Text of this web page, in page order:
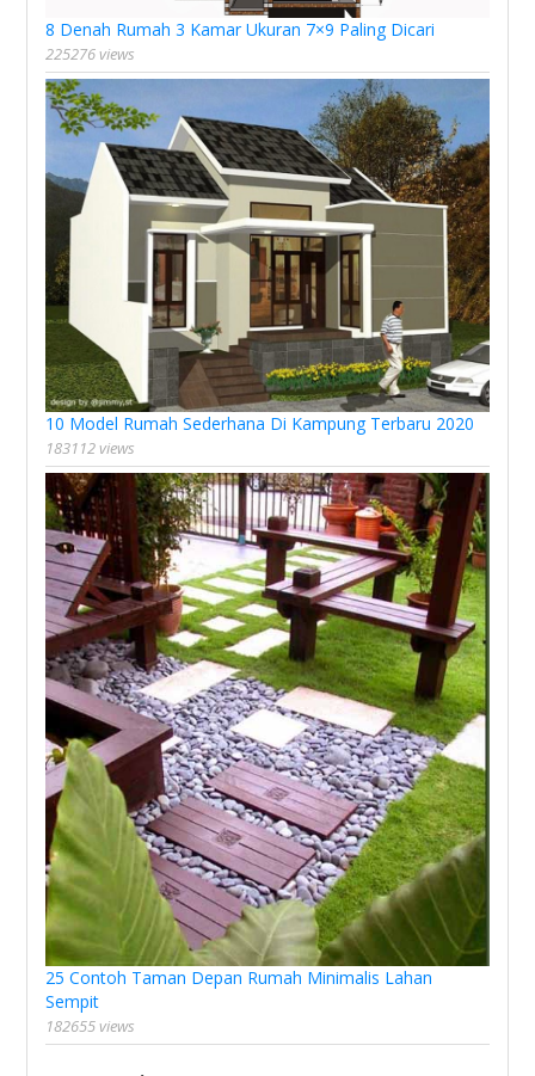
8 Denah Rumah 3 Kamar Ukuran 7×9 Paling Dicari
225276 views
10 Model Rumah Sederhana Di Kampung Terbaru 2020
183112 views
25 Contoh Taman Depan Rumah Minimalis Lahan
Sempit
182655 views